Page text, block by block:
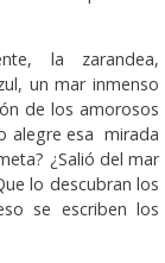
la zarandea,
un mar inmenso
de los amorosos
alegre esa mirada
¿Salió del mar
lo descubran los
se escriben los